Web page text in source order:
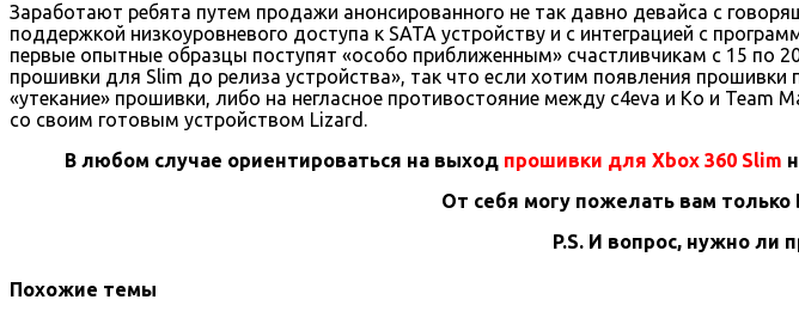
Заработают ребята путем продажи анонсированного не так давно девайса с
поддержкой низкоуровневого доступа к SATA устройству и с интеграцией с
первые опытные образцы поступят «особо приближенным» счастливчикам с 15 по
прошивки для Slim до релиза устройства», так что если хотим появления
«утекание» прошивки, либо на негласное противостояние между c4eva и Ko и
со своим готовым устройством Lizard.
В любом случае ориентироваться на выход прошивки для Xbox 360 Slim
От себя могу пожелать вам
P.S. И вопрос, нужно ли
Похожие темы